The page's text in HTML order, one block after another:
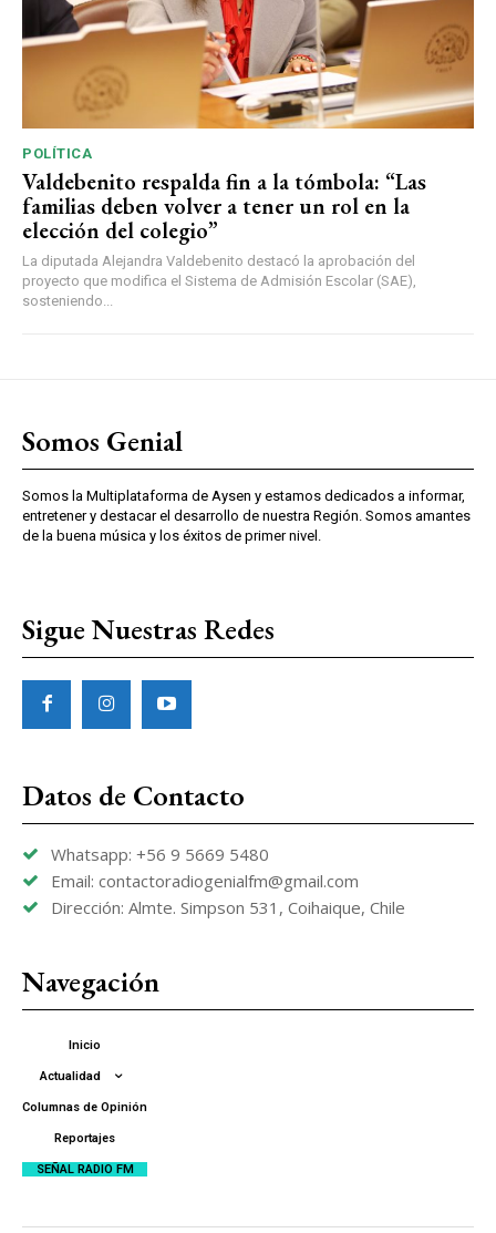
POLÍTICA
Valdebenito respalda fin a la tómbola: “Las
familias deben volver a tener un rol en la
elección del colegio”
La diputada Alejandra Valdebenito destacó la aprobación del
proyecto que modifica el Sistema de Admisión Escolar (SAE),
sosteniendo...
Somos Genial
Somos la Multiplataforma de Aysen y estamos dedicados a informar,
entretener y destacar el desarrollo de nuestra Región. Somos amantes
de la buena música y los éxitos de primer nivel.
Sigue Nuestras Redes
Datos de Contacto
Whatsapp: +56 9 5669 5480
Email: contactoradiogenialfm@gmail.com
Dirección: Almte. Simpson 531, Coihaique, Chile
Navegación
Inicio
Actualidad
Columnas de Opinión
Reportajes
SEÑAL RADIO FM